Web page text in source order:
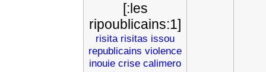
[:les
ripoublicains:1]
risita risitas issou
republicains violence
inouie crise calimero